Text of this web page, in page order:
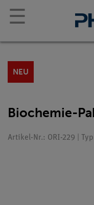
☰
NEU
Biochemie-
Artikel-Nr.: ORI-229 |